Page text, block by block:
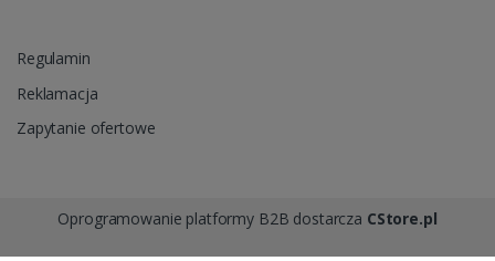
Regulamin
Reklamacja
Zapytanie ofertowe
Oprogramowanie platformy B2B dostarcza CStore.pl